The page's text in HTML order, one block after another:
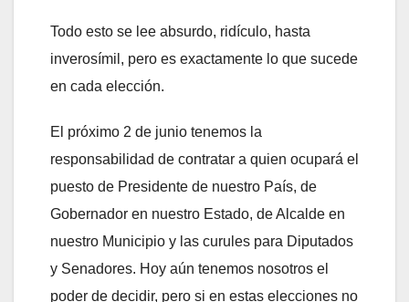
Todo esto se lee absurdo, ridículo, hasta
inverosímil, pero es exactamente lo que sucede
en cada elección.
El próximo 2 de junio tenemos la
responsabilidad de contratar a quien ocupará el
puesto de Presidente de nuestro País, de
Gobernador en nuestro Estado, de Alcalde en
nuestro Municipio y las curules para Diputados
y Senadores. Hoy aún tenemos nosotros el
poder de decidir, pero si en estas elecciones no